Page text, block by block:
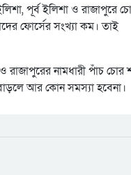
পূর্ব ইলিশা ও রাজাপুরে
ফোর্সের সংখ্যা কম। তাই
রাজাপুরের নামধারী পাঁচ
আর কোন সমস্যা হবেনা।